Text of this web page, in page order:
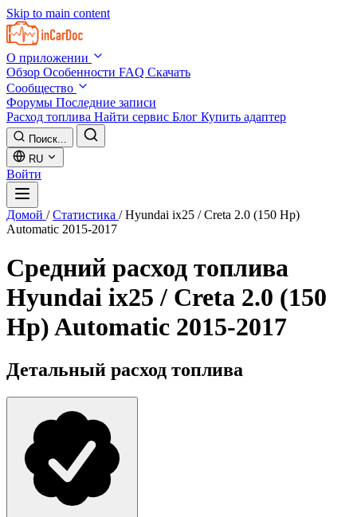
Skip to main content
О приложении
Обзор Особенности FAQ Скачать
Сообщество
Форумы Последние записи
Расход топлива Найти сервис Блог Купить адаптер
Поиск...
RU
Войти
Домой / Статистика / Hyundai ix25 / Creta 2.0 (150 Hp)
Automatic 2015-2017
Средний расход топлива
Hyundai ix25 / Creta 2.0 (150
Hp) Automatic 2015-2017
Детальный расход топлива